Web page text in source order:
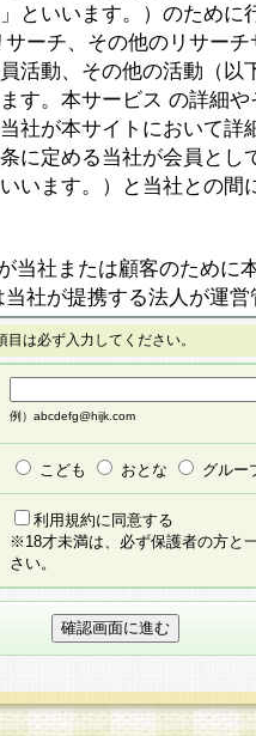
といいます。）のために
サーチ、その他のリサー
活動、その他の活動（以
す。本サービス の詳細
社が本サイトにおいて詳
に定める当社が会員とし
います。）と当社との間
当社または顧客のために
社が提携する法人が運
いいます。）上に本サー
ケー ト調査に回答する
計・分析その他の利用を
ービスは、それぞれの目
依頼を行うこともあり、
サービスの依頼をすると
承諾を得ることなく、当
を任意に制定、変更ま
後の本規約等は、本規約
他の諸規定については
とします。
は必ず入力してください。
例）abcdefg@hijk.com
こども おとな グルー
利用規約に同意する
※18才未満は、必ず保護者の方と
さい。